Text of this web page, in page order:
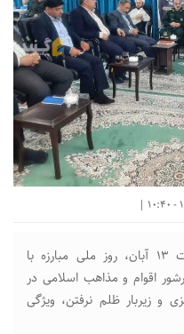
امام جمعه گنبدکاووس با گرامیداشت ۱۳ آبان، روز ملی مبارزه با
اقوام و مذاهب اسلامی در
و زیربار ظلم نرفتن، ویژگی